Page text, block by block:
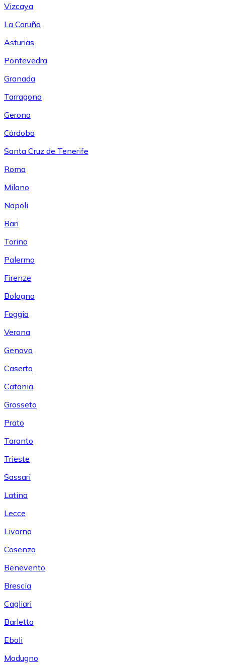
Vizcaya
La Coruña
Asturias
Pontevedra
Granada
Tarragona
Gerona
Córdoba
Santa Cruz de Tenerife
Roma
Milano
Napoli
Bari
Torino
Palermo
Firenze
Bologna
Foggia
Verona
Genova
Caserta
Catania
Grosseto
Prato
Taranto
Trieste
Sassari
Latina
Lecce
Livorno
Cosenza
Benevento
Brescia
Cagliari
Barletta
Eboli
Modugno